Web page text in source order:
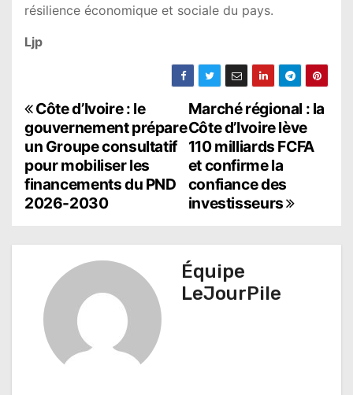
résilience économique et sociale du pays.
Ljp
N
a
v
i
Marché régional : la
Côte d’Ivoire lève
110 milliards FCFA
et confirme la
confiance des
investisseurs
Côte d’Ivoire : le
gouvernement prépare
un Groupe consultatif
pour mobiliser les
financements du PND
2026-2030
Équipe
LeJourPile